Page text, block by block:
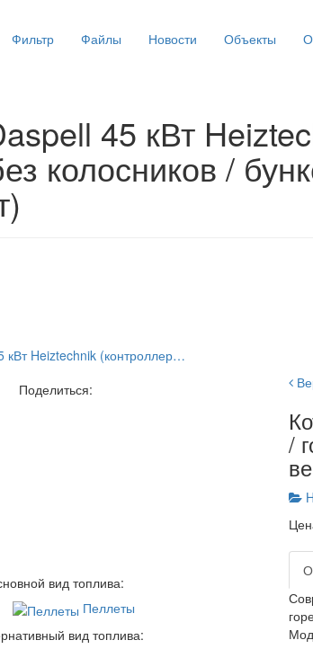
Фильтр Файлы Новости Объекты
45 кВт
колосников /
кВт Heiztechnik (контроллер…
Поделиться:
вид топлива:
Пеллеты
вид топлива:
/